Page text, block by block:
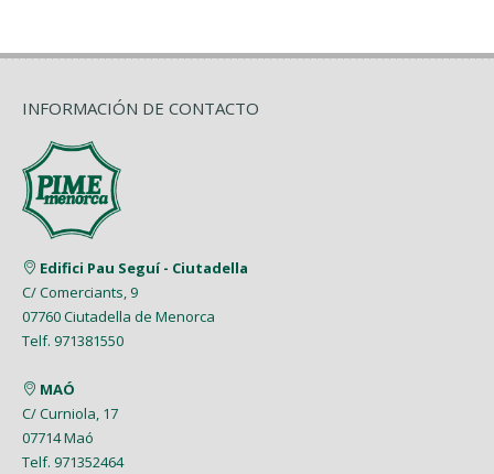
INFORMACIÓN DE CONTACTO
Edifici Pau Seguí - Ciutadella
C/ Comerciants, 9
07760 Ciutadella de Menorca
Telf. 971381550
MAÓ
C/ Curniola, 17
07714 Maó
Telf. 971352464